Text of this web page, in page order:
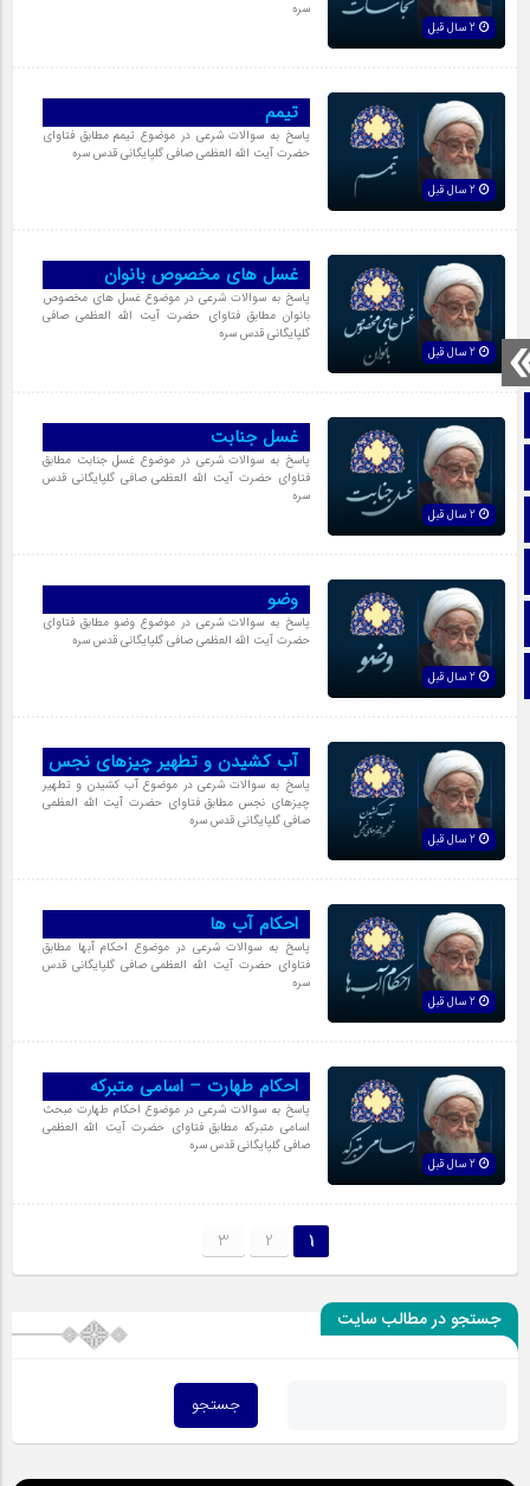
صفحه نخست
تماس با ما
اینستاگرام
تلگرام
سره
تیمم
پاسخ به سوالات شرعی در موضوع تیمم مطابق فتاوای
حضرت آیت الله العظمی صافی گلپایگانی قدس سره
غسل هاى مخصوص بانوان
پاسخ به سوالات شرعی در موضوع غسل های مخصوص
بانوان مطابق فتاوای حضرت آیت الله العظمی صافی
گلپایگانی قدس سره
غسل جنابت
پاسخ به سوالات شرعی در موضوع غسل جنابت مطابق
فتاوای حضرت آیت الله العظمی صافی گلپایگانی قدس
سره
وضو
پاسخ به سوالات شرعی در موضوع وضو مطابق فتاوای
حضرت آیت الله العظمی صافی گلپایگانی قدس سره
آب کشیدن و تطهیر چیزهاى نجس
پاسخ به سوالات شرعی در موضوع آب کشیدن و تطهیر
چیزهاى نجس مطابق فتاوای حضرت آیت الله العظمی
صافی گلپایگانی قدس سره
احکام آب ها
پاسخ به سوالات شرعی در موضوع احکام آبها مطابق
فتاوای حضرت آیت الله العظمی صافی گلپایگانی قدس
سره
احکام طهارت – اسامی متبرکه
پاسخ به سوالات شرعی در موضوع احکام طهارت مبحث
اسامی متبرکه مطابق فتاوای حضرت آیت الله العظمی
صافی گلپایگانی قدس سره
1
2
3
جستجو در مطالب سایت